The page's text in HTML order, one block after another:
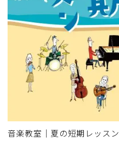
音楽教室｜夏の短期レッスン